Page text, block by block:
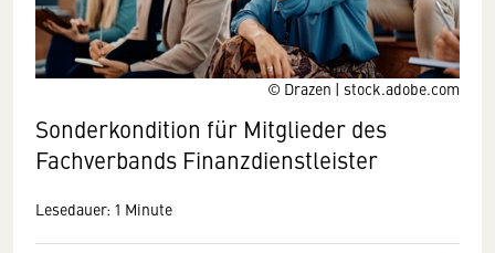
© Drazen | stock.adobe.com
Sonderkondition für Mitglieder des
Fachverbands Finanzdienstleister
Lesedauer: 1 Minute